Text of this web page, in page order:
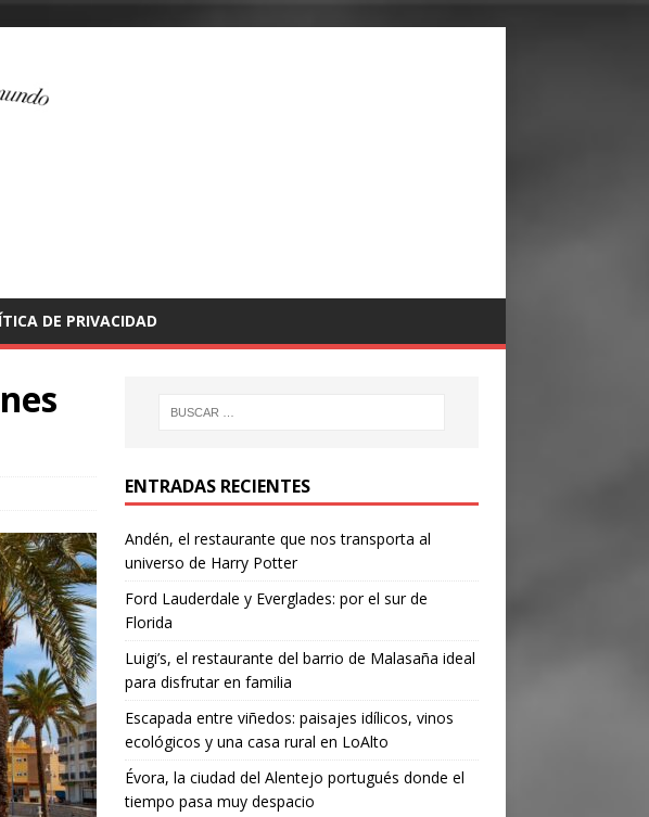
DE PRIVACIDAD
ENTRADAS RECIENTES
Andén, el restaurante que nos transporta al
universo de Harry Potter
Ford Lauderdale y Everglades: por el sur de
Florida
Luigi’s, el restaurante del barrio de Malasaña ideal
para disfrutar en familia
Escapada entre viñedos: paisajes idílicos, vinos
ecológicos y una casa rural en LoAlto
Évora, la ciudad del Alentejo portugués donde el
tiempo pasa muy despacio